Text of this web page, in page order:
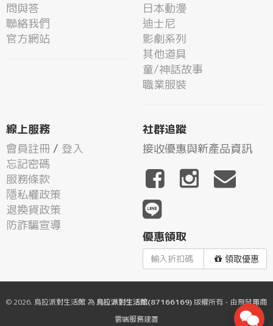
問與答
聯絡我們
官方網站
日本動漫
迪士尼
影劇系列
其他道具
童/神話故事
職業服裝
線上服務
會員註冊 / 登入
忘記密碼
服務條款
隱私權政策
退換貨政策
防詐騙宣導
社群追蹤
接收優惠與新產品資訊
優惠領取
領取優惠
© 2026. 烏拉派對生活館 為 烏拉派對生活館(87166169)版權所有 - 由飛鼠電商
雲端服務建置